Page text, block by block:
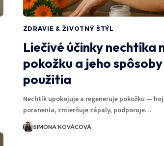
ZDRAVIE & ŽIVOTNÝ ŠTÝL
Liečivé účinky nechtíka
pokožku a jeho spôsoby
použitia
Nechtík upokojuje a regeneruje pokožku —
poranenia, zmierňuje zápaly, podporuje…
SIMONA KOVÁCOVÁ